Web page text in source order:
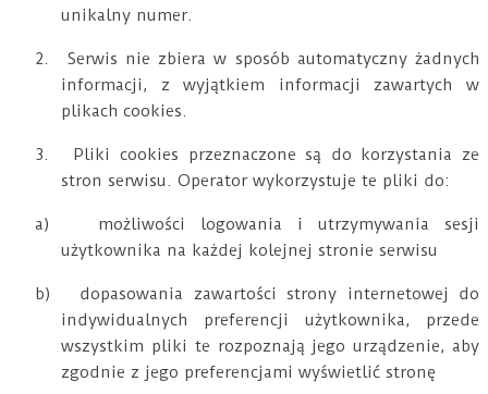
unikalny numer.
2.
Serwis nie zbiera w sposób automatyczny żadnych
informacji, z wyjątkiem informacji zawartych w
plikach cookies.
3.
Pliki cookies przeznaczone są do korzystania ze
stron serwisu. Operator wykorzystuje te pliki do:
a)
możliwości logowania i utrzymywania sesji
użytkownika na każdej kolejnej stronie serwisu
b)
dopasowania zawartości strony internetowej do
indywidualnych preferencji użytkownika, przede
wszystkim pliki te rozpoznają jego urządzenie, aby
zgodnie z jego preferencjami wyświetlić stronę